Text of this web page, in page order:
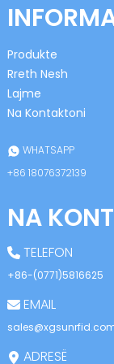
Produkte
Rreth Nesh
Lajme
Na Kontaktoni
WHATSAPP
+86 18076372139
NA
TELEFON
+86-(0771)5816625
EMAIL
ADRESË